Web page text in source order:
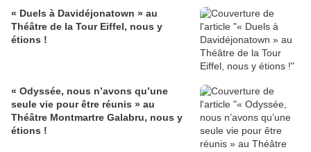
« Duels à Davidéjonatown » au
Théâtre de la Tour Eiffel, nous y
étions !
« Odyssée, nous n’avons qu’une
seule vie pour être réunis » au
Théâtre Montmartre Galabru, nous y
étions !